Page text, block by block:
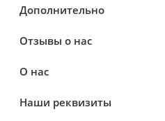
Дополнительно
Отзывы о нас
О нас
Наши реквизиты